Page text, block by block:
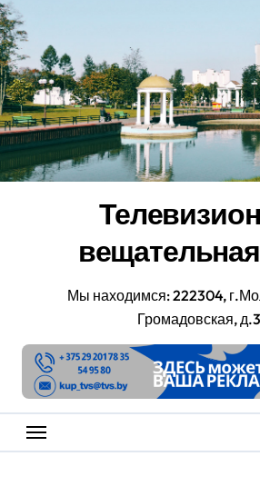
Перейти
к
содержанию
Мы находимся: 222304,
Громадовская,